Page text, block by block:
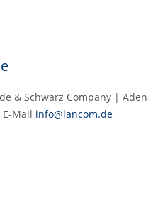
& Schwarz Company |
info@lancom.de